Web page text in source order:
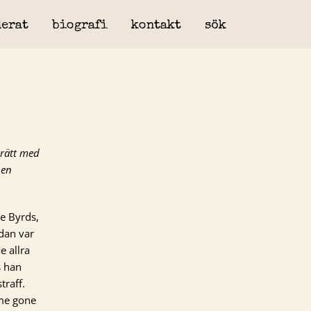
biografi kontakt sök
med
Byrds,
var
allra
han
gone